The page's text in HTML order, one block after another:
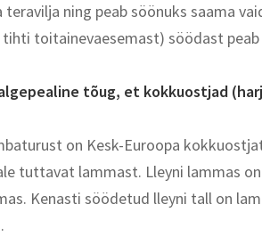
ning peab söönuks saama
toitainevaesemast) söödast peab
tõug, et kokkuostjad
on Kesk-Euroopa
tuttavat lammast. Lleyni lammas
Kenasti söödetud lleyni tall on